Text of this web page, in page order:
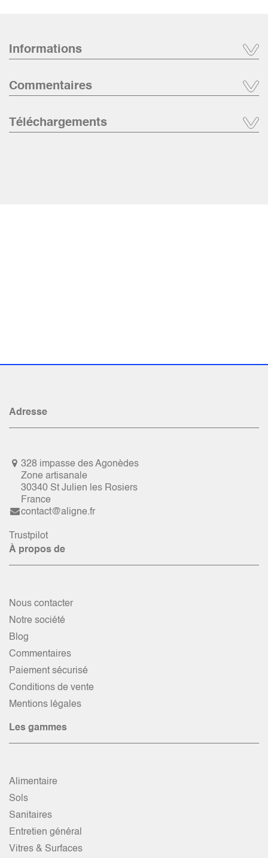
Informations
Commentaires
Téléchargements
Adresse
328 impasse des Agonèdes
Zone artisanale
30340 St Julien les Rosiers
France
contact@aligne.fr
Trustpilot
À propos de
Nous contacter
Notre société
Blog
Commentaires
Paiement sécurisé
Conditions de vente
Mentions légales
Les gammes
Alimentaire
Sols
Sanitaires
Entretien général
Vitres & Surfaces